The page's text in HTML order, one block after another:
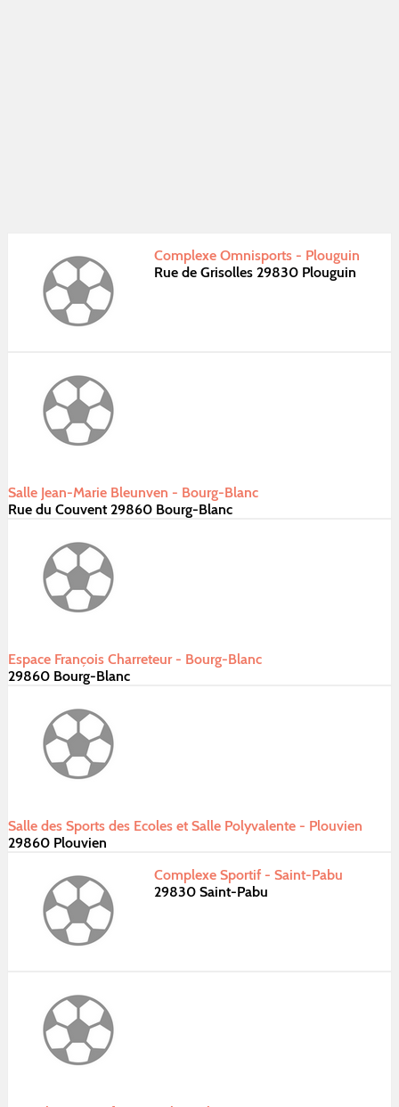
Complexe Omnisports - Plouguin
Rue de Grisolles 29830 Plouguin
Salle Jean-Marie Bleunven - Bourg-Blanc
Rue du Couvent 29860 Bourg-Blanc
Espace François Charreteur - Bourg-Blanc
29860 Bourg-Blanc
Salle des Sports des Ecoles et Salle Polyvalente - Plouvien
29860 Plouvien
Complexe Sportif - Saint-Pabu
29830 Saint-Pabu